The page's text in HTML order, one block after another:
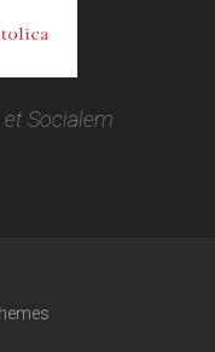
Socialem